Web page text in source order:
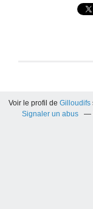
Voir le profil de Gilloudifs
Signaler un abus